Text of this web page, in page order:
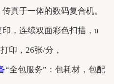
联系我们
真于一体的数码复合机。
，连续双面彩色扫描，u
印，26张/分，
“全包服务”：包耗材，包配